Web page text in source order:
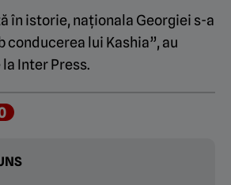
în istorie, naționala Georgiei s-a
conducerea lui Kashia”, au
Inter Press.